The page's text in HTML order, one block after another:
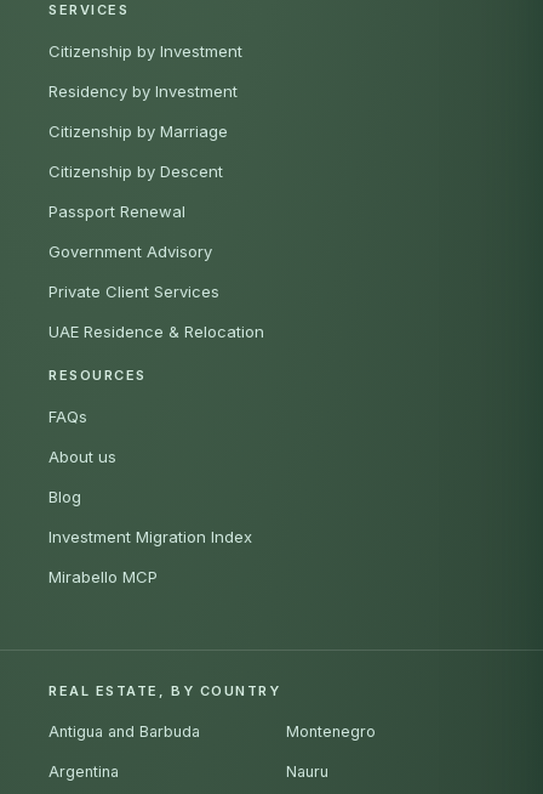
SERVICES
Citizenship by Investment
Residency by Investment
Citizenship by Marriage
Citizenship by Descent
Passport Renewal
Government Advisory
Private Client Services
UAE Residence & Relocation
RESOURCES
FAQs
About us
Blog
Investment Migration Index
Mirabello MCP
REAL ESTATE, BY COUNTRY
Antigua and Barbuda
Argentina
Montenegro
Nauru